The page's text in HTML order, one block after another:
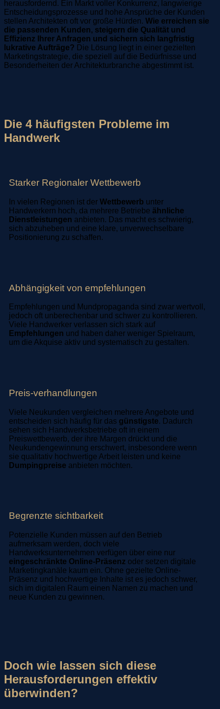
herausfordernd. Ein Markt voller Konkurrenz, langwierige
Entscheidungsprozesse und hohe Ansprüche der Kunden
stellen Architekten oft vor große Hürden. Wie erreichen sie
die passenden Kunden, steigern die Qualität und
Effizienz Ihrer Anfragen und sichern sich langfristig
lukrative Aufträge? Die Lösung liegt in einer gezielten
Marketingstrategie, die speziell auf die Bedürfnisse und
Besonderheiten der Architekturbranche abgestimmt ist.
Die 4 häufigsten Probleme im
Handwerk
Starker Regionaler Wettbewerb
In vielen Regionen ist der Wettbewerb unter
Handwerkern hoch, da mehrere Betriebe ähnliche
Dienstleistungen anbieten. Das macht es schwierig,
sich abzuheben und eine klare, unverwechselbare
Positionierung zu schaffen.
Abhängigkeit von empfehlungen
Empfehlungen und Mundpropaganda sind zwar wertvoll,
jedoch oft unberechenbar und schwer zu kontrollieren.
Viele Handwerker verlassen sich stark auf
Empfehlungen und haben daher weniger Spielraum,
um die Akquise aktiv und systematisch zu gestalten.
Preis-verhandlungen
Viele Neukunden vergleichen mehrere Angebote und
entscheiden sich häufig für das günstigste. Dadurch
sehen sich Handwerksbetriebe oft in einem
Preiswettbewerb, der ihre Margen drückt und die
Neukundengewinnung erschwert, insbesondere wenn
sie qualitativ hochwertige Arbeit leisten und keine
Dumpingpreise anbieten möchten.
Begrenzte sichtbarkeit
Potenzielle Kunden müssen auf den Betrieb
aufmerksam werden, doch viele
Handwerksunternehmen verfügen über eine nur
eingeschränkte Online-Präsenz oder setzen digitale
Marketingkanäle kaum ein. Ohne gezielte Online-
Präsenz und hochwertige Inhalte ist es jedoch schwer,
sich im digitalen Raum einen Namen zu machen und
neue Kunden zu gewinnen.
Doch wie lassen sich diese
Herausforderungen effektiv
überwinden?